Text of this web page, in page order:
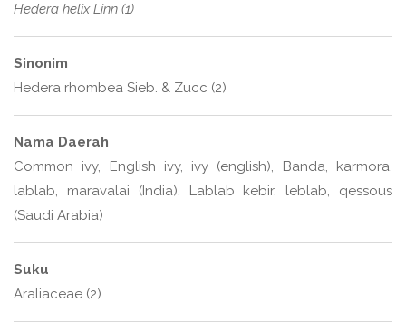
Hedera helix Linn (1)
Sinonim
Hedera rhombea Sieb. & Zucc (2)
Nama Daerah
Common ivy, English ivy, ivy (english), Banda, karmora,
lablab, maravalai (India), Lablab kebir, leblab, qessous
(Saudi Arabia)
Suku
Araliaceae (2)